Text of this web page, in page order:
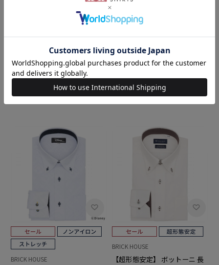
BRICK HOUSE
【超形態安定】 ボットーニ 長
袖 形態安定 ワイシャツ
￥5,489￥4,389(20%OFF)
BRICK HOUSE
長袖 形態安定 綿100% ワイシ
ャツ
￥6,589￥5,929(10%OFF)
BRICK HOUSE
BRICK HOUSE
【超形態安定】 ボットーニ 長